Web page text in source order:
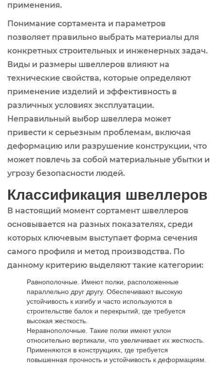
применения.
Понимание сортамента и параметров
позволяет правильно выбрать материалы для
конкретных строительных и инженерных задач.
Виды и размеры швеллеров влияют на
технические свойства, которые определяют
применение изделий и эффективность в
различных условиях эксплуатации.
Неправильный выбор швеллера может
привести к серьезным проблемам, включая
деформацию или разрушение конструкции, что
может повлечь за собой материальные убытки и
угрозу безопасности людей.
Классификация швеллеров
В настоящий момент сортамент швеллеров
основывается на разных показателях, среди
которых ключевым выступает форма сечения
самого профиля и метод производства. По
данному критерию выделяют такие категории:
Равнополочные. Имеют полки, расположенные
параллельно друг другу. Обеспечивают высокую
устойчивость к изгибу и часто используются в
строительстве балок и перекрытий, где требуется
высокая жесткость.
Неравнополочные. Такие полки имеют уклон
относительно вертикали, что увеличивает их жесткость.
Применяются в конструкциях, где требуется
повышенная прочность и устойчивость к деформациям.